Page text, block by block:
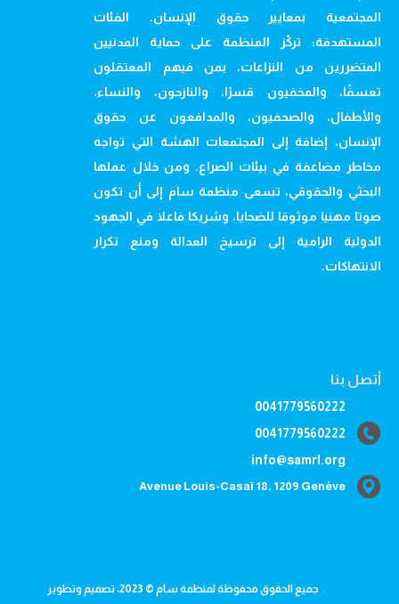
المجتمعية بمعايير حقوق الإنسان. الفئات
المستهدفة: تركّز المنظمة على حماية المدنيين
المتضررين من النزاعات، بمن فيهم المعتقلون
تعسفًا، والمخفيون قسرًا، والنازحون، والنساء،
والأطفال، والصحفيون، والمدافعون عن حقوق
الإنسان، إضافة إلى المجتمعات الهشة التي تواجه
مخاطر مضاعفة في بيئات الصراع. ومن خلال عملها
البحثي والحقوقي، تسعى منظمة سام إلى أن تكون
صوتا مهنيا موثوقا للضحايا، وشريكا فاعلا في الجهود
الدولية الرامية إلى ترسيخ العدالة ومنع تكرار
الانتهاكات.
أتصل بنا
0041779560222
0041779560222
info@samrl.org
Avenue Louis-Casaï 18, 1209 Genève
جميع الحقوق محفوظة لمنظمة سام © 2023، تصميم وتطوير